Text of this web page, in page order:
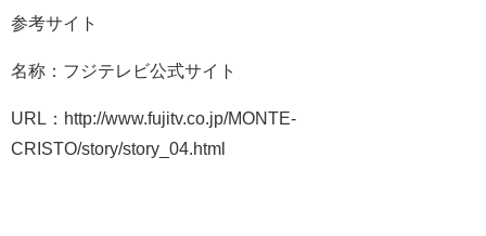
参考サイト
名称：フジテレビ公式サイト
URL：http://www.fujitv.co.jp/MONTE-
CRISTO/story/story_04.html